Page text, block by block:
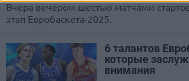
Вчера вечером шестью матчами
этап Евробаскета-2025.
6 талантов
которые
внимания